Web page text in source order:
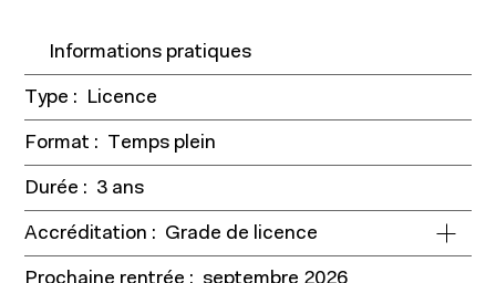
Informations pratiques
Type : Licence
Format : Temps plein
Durée : 3 ans
Accréditation : Grade de licence